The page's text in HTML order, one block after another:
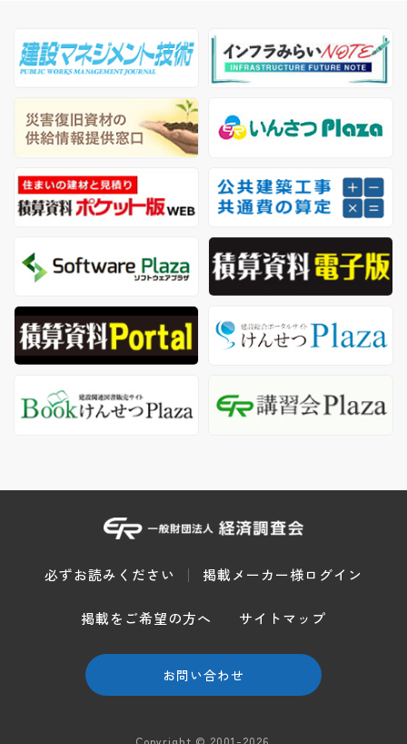
必ずお読みください 掲載メーカー様ログイン
掲載をご希望の方へ サイトマップ
お問い合わせ